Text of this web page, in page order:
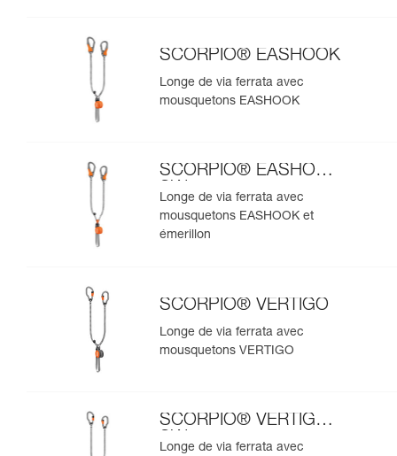
SCORPIO® EASHOOK
Longe de via ferrata avec
mousquetons EASHOOK
SCORPIO® EASHOOK
SW
Longe de via ferrata avec
mousquetons EASHOOK et
émerillon
SCORPIO® VERTIGO
Longe de via ferrata avec
mousquetons VERTIGO
SCORPIO® VERTIGO
SW
Longe de via ferrata avec